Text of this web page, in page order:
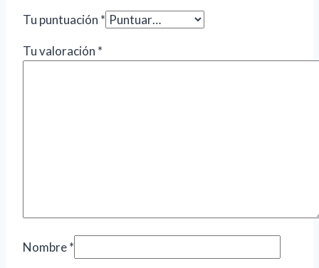
Tu puntuación *
Tu valoración *
Nombre*